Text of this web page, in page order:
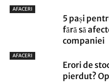
AFACERI
5 pași
fără să
companiei
AFACERI
Erori de
pierdut?